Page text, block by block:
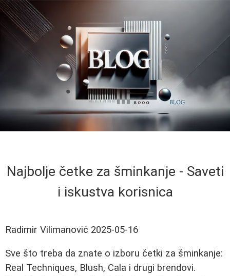
Najbolje četke za šminkanje - Saveti
i iskustva korisnica
Radimir Vilimanović 2025-05-16
Sve što treba da znate o izboru četki za šminkanje:
Real Techniques, Blush, Cala i drugi brendovi.